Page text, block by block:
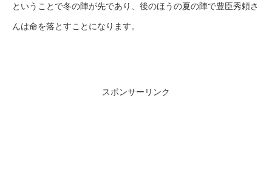
ということで冬の陣が先であり、後のほうの夏の陣で豊臣秀頼さ
んは命を落とすことになります。
スポンサーリンク